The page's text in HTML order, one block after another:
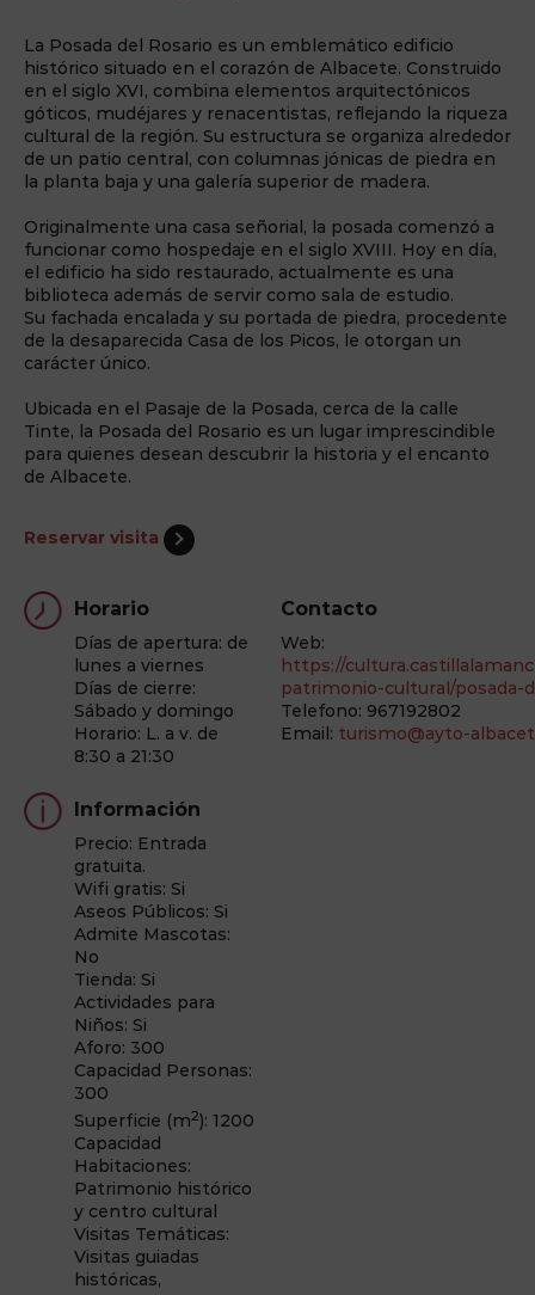
La Posada del Rosario es un emblemático edificio
histórico situado en el corazón de Albacete. Construido
en el siglo XVI, combina elementos arquitectónicos
góticos, mudéjares y renacentistas, reflejando la riqueza
cultural de la región. Su estructura se organiza alrededor
de un patio central, con columnas jónicas de piedra en
la planta baja y una galería superior de madera.
Originalmente una casa señorial, la posada comenzó a
funcionar como hospedaje en el siglo XVIII. Hoy en día,
el edificio ha sido restaurado, actualmente es una
biblioteca además de servir como sala de estudio.
Su fachada encalada y su portada de piedra, procedente
de la desaparecida Casa de los Picos, le otorgan un
carácter único.
Ubicada en el Pasaje de la Posada, cerca de la calle
Tinte, la Posada del Rosario es un lugar imprescindible
para quienes desean descubrir la historia y el encanto
de Albacete.
Reservar visita
Horario
Días de apertura: de
lunes a viernes
Días de cierre:
Sábado y domingo
Horario: L. a v. de
8:30 a 21:30
Información
Precio: Entrada
gratuita.
Wifi gratis: Si
Aseos Públicos: Si
Admite Mascotas:
No
Tienda: Si
Actividades para
Niños: Si
Aforo: 300
Capacidad Personas:
300
Superficie (m2): 1200
Capacidad
Habitaciones:
Patrimonio histórico
y centro cultural
Visitas Temáticas:
Visitas guiadas
históricas,
Contacto
Web:
https://
patrimonio-cultural/posada-
Telefono: 967192802
Email: turismo@ayto-